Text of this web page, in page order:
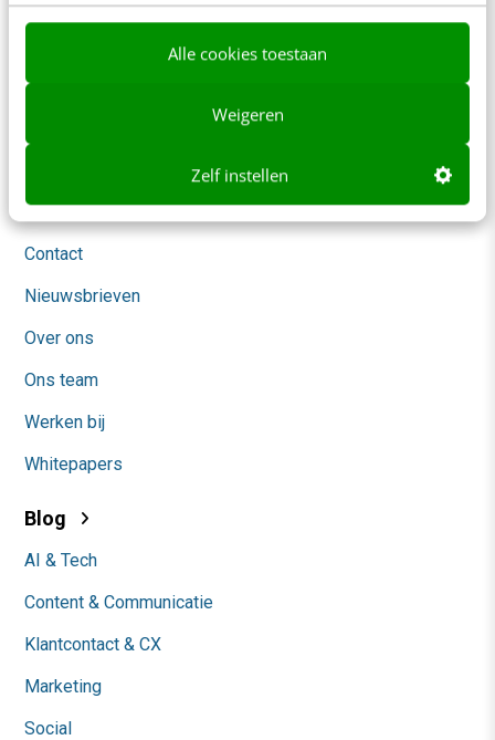
Alle cookies toestaan
Weigeren
Zelf instellen
+31 30 200 1045
Adverteren
Contact
Nieuwsbrieven
Over ons
Ons team
Werken bij
Whitepapers
Blog
AI & Tech
Content & Communicatie
Klantcontact & CX
Marketing
Social